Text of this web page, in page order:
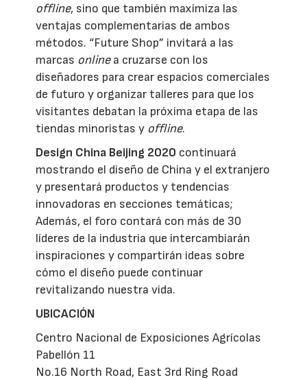
offline, sino que también maximiza las
ventajas complementarias de ambos
métodos. “Future Shop” invitará a las
marcas onlinea cruzarse con los
diseñadores para crear espacios comerciales
de futuro y organizar talleres para que los
visitantes debatan la próxima etapa de las
tiendas minoristas y offline.
Design China Beijing 2020 continuará
mostrando el diseño de China y el extranjero
y presentará productos y tendencias
innovadoras en secciones temáticas;
Además, el foro contará con más de 30
líderes de la industria que intercambiarán
inspiraciones y compartirán ideas sobre
cómo el diseño puede continuar
revitalizando nuestra vida.
UBICACIÓN
Centro Nacional de Exposiciones Agrícolas
Pabellón 11
No.16 North Road, East 3rd Ring Road